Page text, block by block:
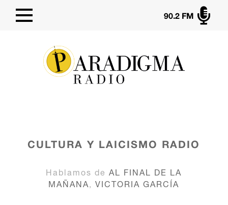

90.2 FM
CULTURA Y LAICISMO RADIO
Hablamos deAL FINAL DE LA
MAÑANA,VICTORIA GARCÍA